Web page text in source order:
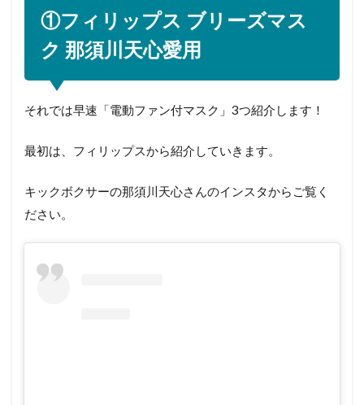
①フィリップス ブリーズマス
ク 那須川天心愛用
それでは早速「電動ファン付マスク」3つ紹介します！
最初は、フィリップスから紹介していきます。
キックボクサーの那須川天心さんのインスタからご覧く
ださい。